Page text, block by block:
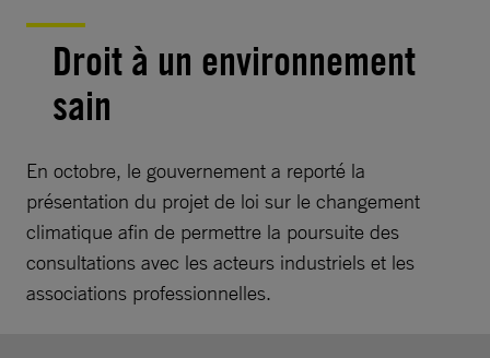
Droit à un environnement
sain
En octobre, le gouvernement a reporté la
présentation du projet de loi sur le changement
climatique afin de permettre la poursuite des
consultations avec les acteurs industriels et les
associations professionnelles.